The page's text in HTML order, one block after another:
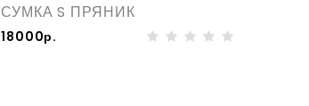
СУМКА S ПРЯНИК
18000р.